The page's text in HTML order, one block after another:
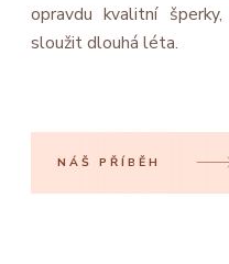
opravdu kvalitní
sloužit dlouhá léta.
NÁŠ PŘÍBĚH